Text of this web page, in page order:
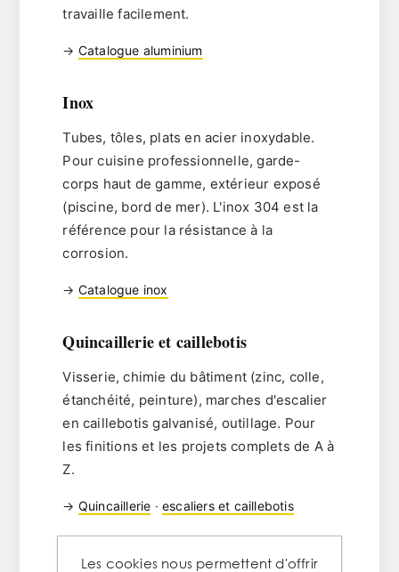
travaille facilement.
→ Catalogue aluminium
Inox
Tubes, tôles, plats en acier inoxydable.
Pour cuisine professionnelle, garde-
corps haut de gamme, extérieur exposé
(piscine, bord de mer). L'inox 304 est la
référence pour la résistance à la
corrosion.
→ Catalogue inox
Quincaillerie et caillebotis
Visserie, chimie du bâtiment (zinc, colle,
étanchéité, peinture), marches d'escalier
en caillebotis galvanisé, outillage. Pour
les finitions et les projets complets de A à
Z.
→ Quincaillerie · escaliers et caillebotis
Les cookies nous permettent d'offrir